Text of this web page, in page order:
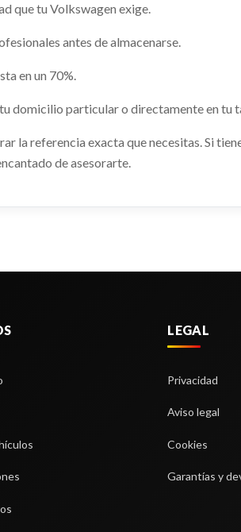
que tu Volkswagen exige.
antes de almacenarse.
en un 70%.
domicilio particular o directamente en tu
la referencia exacta que necesitas. Si
de asesorarte.
LEGAL
Privacidad
Aviso legal
Cookies
Garantías y